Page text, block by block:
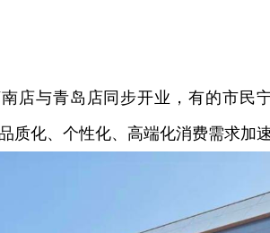
与青岛店同步开业，有的市民
质化、个性化、高端化消费需求加